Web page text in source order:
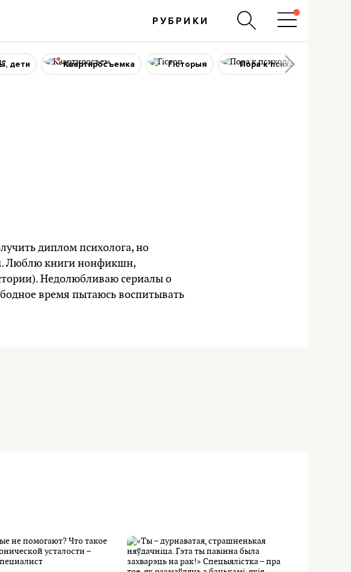
РУБРИКИ
дети Квартиросъемка Гісторыя Пора к психологу
диплом психолога, но
Люблю книги нонфикшн,
Недолюбливаю сериалы о
время пытаюсь воспитывать